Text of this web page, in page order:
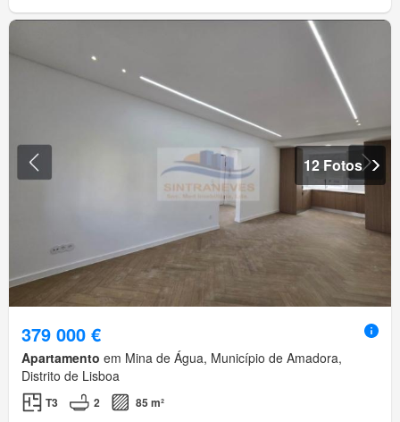
12 Fotos
379 000 €
Apartamento em Mina de Água, Município de Amadora,
Distrito de Lisboa
T3 2
85 m²